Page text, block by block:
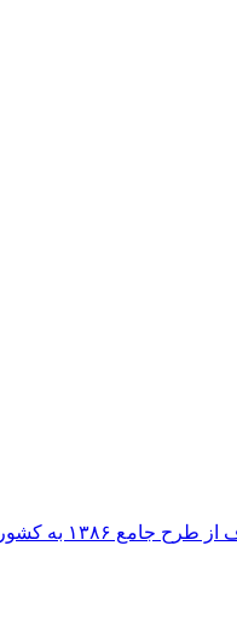
به کشور آسیب زد